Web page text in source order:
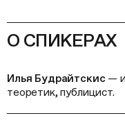
О СПИКЕРАХ
Илья Будрайтскис —
теоретик, публицист.